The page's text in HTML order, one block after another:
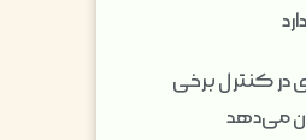
در کنترل برخی
می‌دهد